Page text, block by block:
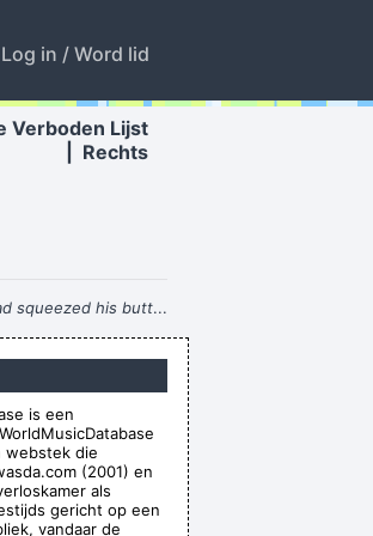
Log in / Word lid
Verboden Lijst
Rechts
squeezed his butt...
music~ Rue Rapide
of mine.
to.~ Elvis Presley
~ Will Champion
a new human
is een
webstek die
(2001) en
als
gericht op een
vandaar de